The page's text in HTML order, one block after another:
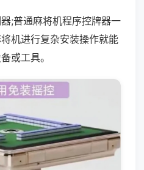
;普通麻将机程序控牌器一
机进行复杂安装操作就能
或工具。